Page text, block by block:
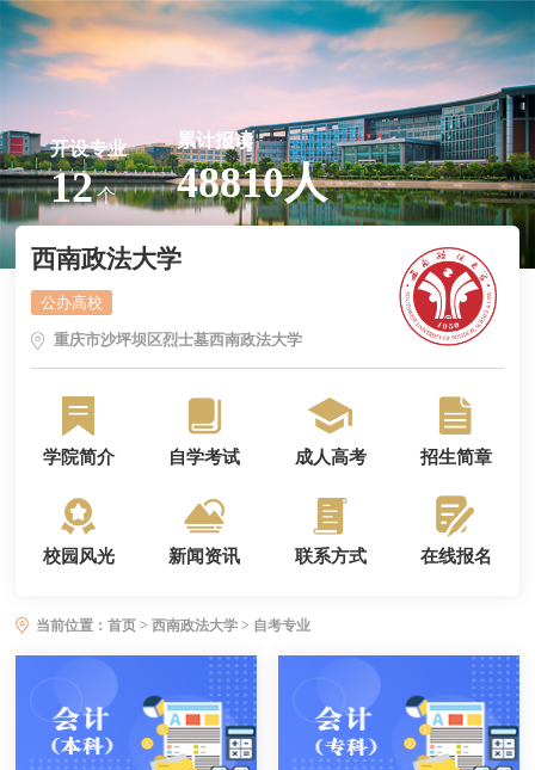
开设专业
12个
累计报读
48810人
西南政法大学
公办高校
重庆市沙坪坝区烈士墓西南政法大学
学院简介 自学考试 成人高考 招生简章
校园风光 新闻资讯 联系方式 在线报名
当前位置： 首页> 西南政法大学> 自考专业